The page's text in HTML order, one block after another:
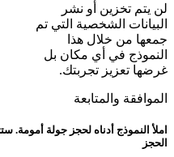
لن يتم تخزين أو نشر
البيانات الشخصية التي تم
جمعها من خلال هذا
النموذج في أي مكان بل
غرضها تعزيز تجربتك.
الموافقة والمتابعة
املأ النموذج أدناه لحجز جولة
الحجز